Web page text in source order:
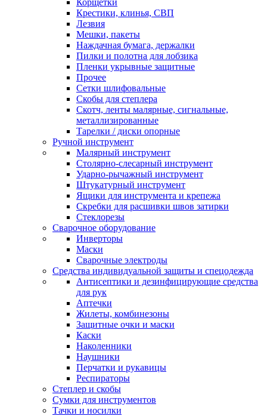
Корщетки
Крестики, клинья, СВП
Лезвия
Мешки, пакеты
Наждачная бумага, держалки
Пилки и полотна для лобзика
Пленки укрывные защитные
Прочее
Сетки шлифовальные
Скобы для степлера
Скотч, ленты малярные, сигнальные,
металлизированные
Тарелки / диски опорные
Ручной инструмент
Малярный инструмент
Столярно-слесарный инструмент
Ударно-рычажный инструмент
Штукатурный инструмент
Ящики для инструмента и крепежа
Скребки для расшивки швов затирки
Стеклорезы
Сварочное оборудование
Инверторы
Маски
Сварочные электроды
Средства индивидуальной защиты и спецодежда
Антисептики и дезинфицирующие средства
для рук
Аптечки
Жилеты, комбинезоны
Защитные очки и маски
Каски
Наколенники
Наушники
Перчатки и рукавицы
Респираторы
Степлер и скобы
Сумки для инструментов
Тачки и носилки